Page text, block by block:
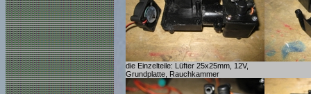
die Einzelteile: Lüfter 25x25mm, 12V,
Grundplatte, Rauchkammer